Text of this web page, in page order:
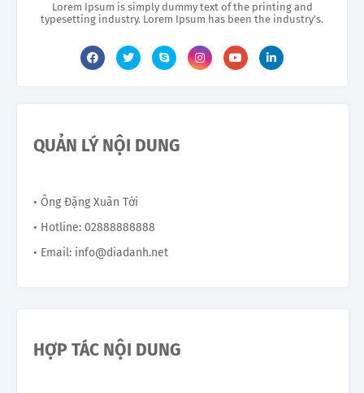
Lorem Ipsum is simply dummy text of the printing and
typesetting industry. Lorem Ipsum has been the industry's.
QUẢN LÝ NỘI DUNG
• Ông Đặng Xuân Tới
• Hotline: 02888888888
• Email: info@diadanh.net
HỢP TÁC NỘI DUNG